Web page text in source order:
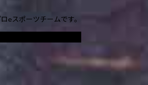
eスポーツチームです。